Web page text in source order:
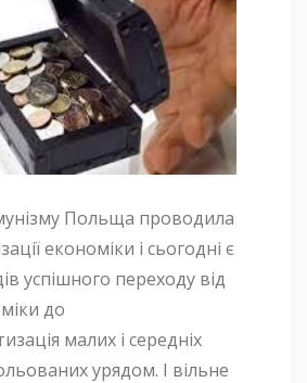
Польща проводила
економіки і сьогодні є
успішного переходу від
до
малих і середніх
урядом. І вільне